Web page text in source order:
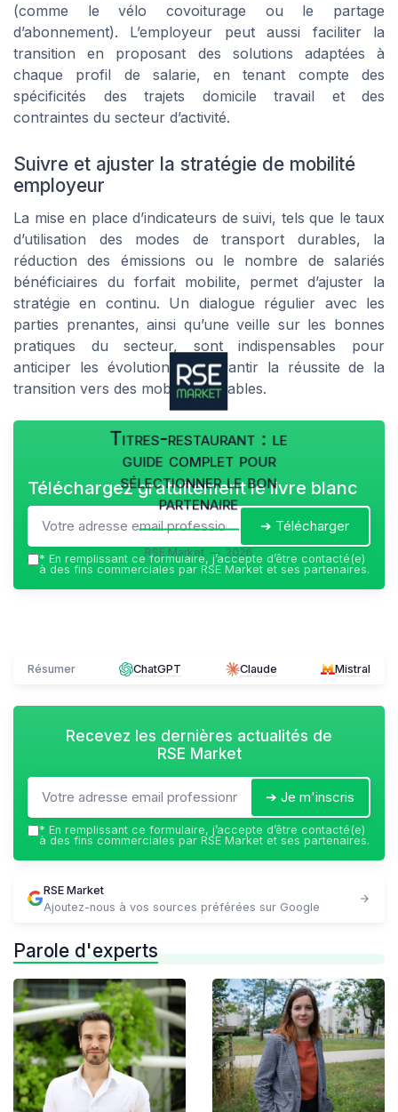
(comme le vélo covoiturage ou le partage
d’abonnement). L’employeur peut aussi faciliter la
transition en proposant des solutions adaptées à
chaque profil de salarie, en tenant compte des
spécificités des trajets domicile travail et des
contraintes du secteur d’activité.
Suivre et ajuster la stratégie de mobilité
employeur
La mise en place d’indicateurs de suivi, tels que le taux
d’utilisation des modes de transport durables, la
réduction des émissions ou le nombre de salariés
bénéficiaires du forfait mobilite, permet d’ajuster la
stratégie en continu. Un dialogue régulier avec les
parties prenantes, ainsi qu’une veille sur les bonnes
pratiques du secteur, sont indispensables pour
anticiper les évolutions et garantir la réussite de la
transition vers des mobilites durables.
Titres-restaurant : le
guide complet pour
sélectionner le bon
partenaire
RSE Market — 2026
Téléchargez gratuitement le livre blanc
➔ Télécharger
* En remplissant ce formulaire, j’accepte d’être contacté(e)
à des fins commerciales par RSE Market et ses partenaires.
Résumer ChatGPT Claude Mistral
Recevez les dernières actualités de
RSE Market
➔ Je m'inscris
* En remplissant ce formulaire, j’accepte d’être contacté(e)
à des fins commerciales par RSE Market et ses partenaires.
RSE Market
Ajoutez-nous à vos sources préférées sur Google
Parole d'experts